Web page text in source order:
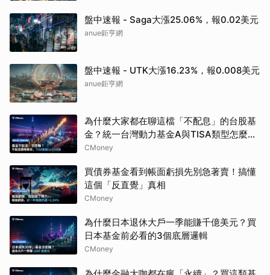
盤中速報 - Saga大漲25.06%，報0.02美元
anue鉅亨網
盤中速報 - UTK大漲16.23%，報0.008美元
anue鉅亨網
為什麼大家都在聊這檔「不配息」的台股基
金？統一台灣動力基金A與TISA類型怎麼
選？
CMoney
買債券基金看到帳面虧損先別急著賣！搞懂
這個「反直覺」真相
CMoney
為什麼日本退休大戶一季能賺千億美元？買
日本基金前必看的3個底層邏輯
CMoney